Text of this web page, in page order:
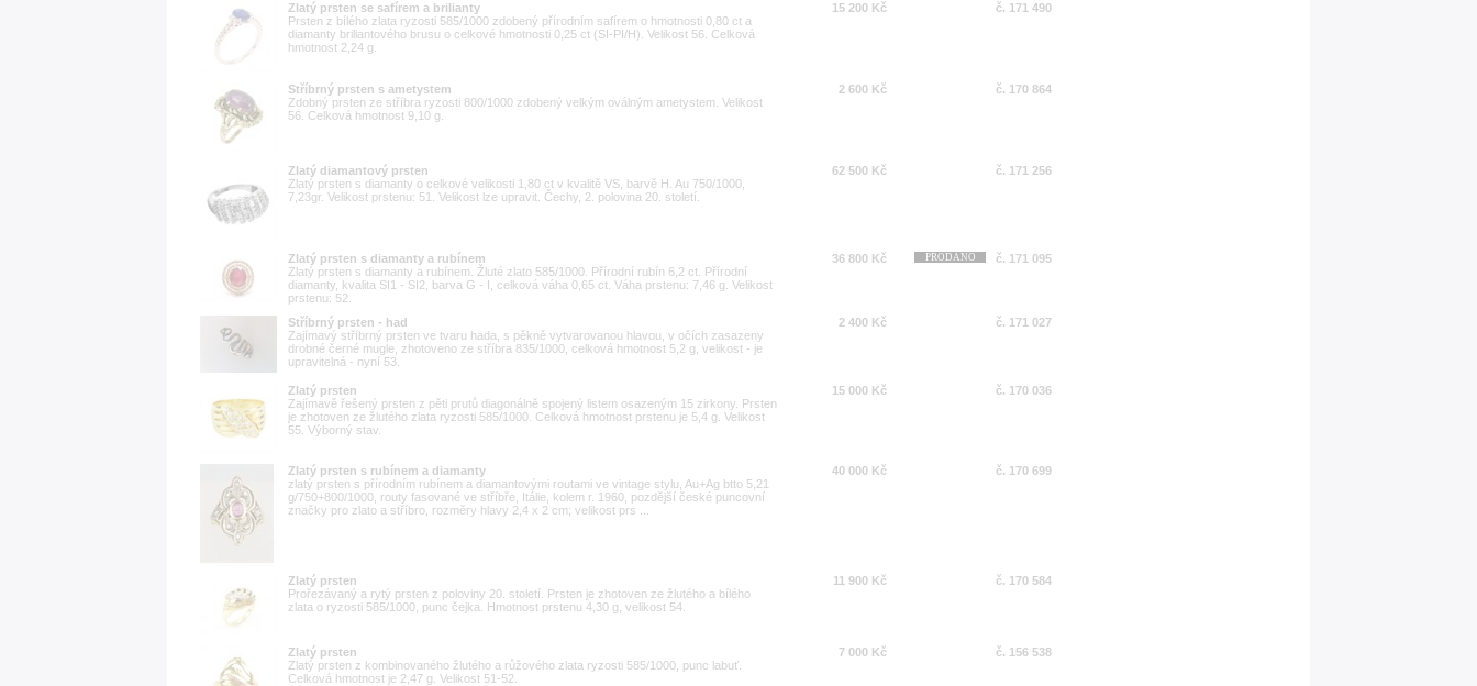
Zlatý prsten se safírem a brilianty
Prsten z bílého zlata ryzosti 585/1000 zdobený přírodním safírem o hmotnosti 0,80 ct a
diamanty briliantového brusu o celkové hmotnosti 0,25 ct (SI-PI/H). Velikost 56. Celková
hmotnost 2,24 g.
15 200 Kč č. 171 490
Stříbrný prsten s ametystem
Zdobný prsten ze stříbra ryzosti 800/1000 zdobený velkým oválným ametystem. Velikost
56. Celková hmotnost 9,10 g.
2 600 Kč č. 170 864
Zlatý diamantový prsten
Zlatý prsten s diamanty o celkové velikosti 1,80 ct v kvalitě VS, barvě H. Au 750/1000,
7,23gr. Velikost prstenu: 51. Velikost lze upravit. Čechy, 2. polovina 20. století.
62 500 Kč č. 171 256
Zlatý prsten s diamanty a rubínem
Zlatý prsten s diamanty a rubínem. Žluté zlato 585/1000. Přírodní rubín 6,2 ct. Přírodní
diamanty, kvalita SI1 - SI2, barva G - I, celková váha 0,65 ct. Váha prstenu: 7,46 g. Velikost
prstenu: 52.
36 800 Kč PRODÁNO č. 171 095
Stříbrný prsten - had
Zajímavý stříbrný prsten ve tvaru hada, s pěkně vytvarovanou hlavou, v očích zasazeny
drobné černé mugle, zhotoveno ze stříbra 835/1000, celková hmotnost 5,2 g, velikost - je
upravitelná - nyní 53.
2 400 Kč č. 171 027
Zlatý prsten
Zajímavě řešený prsten z pěti prutů diagonálně spojený listem osazeným 15 zirkony. Prsten
je zhotoven ze žlutého zlata ryzosti 585/1000. Celková hmotnost prstenu je 5,4 g. Velikost
55. Výborný stav.
15 000 Kč č. 170 036
Zlatý prsten s rubínem a diamanty
zlatý prsten s přírodním rubínem a diamantovými routami ve vintage stylu, Au+Ag btto 5,21
g/750+800/1000, routy fasované ve stříbře, Itálie, kolem r. 1960, pozdější české puncovní
značky pro zlato a stříbro, rozměry hlavy 2,4 x 2 cm; velikost prs ...
40 000 Kč č. 170 699
Zlatý prsten
Prořezávaný a rytý prsten z poloviny 20. století. Prsten je zhotoven ze žlutého a bílého
zlata o ryzosti 585/1000, punc čejka. Hmotnost prstenu 4,30 g, velikost 54.
11 900 Kč č. 170 584
Zlatý prsten
Zlatý prsten z kombinovaného žlutého a růžového zlata ryzosti 585/1000, punc labuť.
Celková hmotnost je 2,47 g. Velikost 51-52.
7 000 Kč č. 156 538